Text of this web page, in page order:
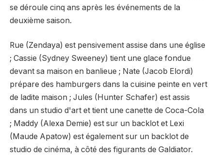
se déroule cinq ans après les événements de la
deuxième saison.
Rue (Zendaya) est pensivement assise dans une église
; Cassie (Sydney Sweeney) tient une glace fondue
devant sa maison en banlieue ; Nate (Jacob Elordi)
prépare des hamburgers dans la cuisine peinte en vert
de ladite maison ; Jules (Hunter Schafer) est assis
dans un studio d'art et tient une canette de Coca-Cola
; Maddy (Alexa Demie) est sur un backlot et Lexi
(Maude Apatow) est également sur un backlot de
studio de cinéma, à côté des figurants de Galdiator.